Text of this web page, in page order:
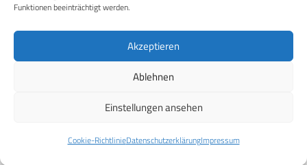
Funktionen beeinträchtigt werden.
Akzeptieren
Ablehnen
Einstellungen ansehen
Cookie-RichtlinieDatenschutzerklärungImpressum
Cookie-Richtlinie (EU)
© 2026 CPM GmbH – Alle Rechte vorbehalten